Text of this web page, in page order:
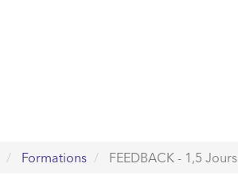
Formations FEEDBACK - 1,5 Jours